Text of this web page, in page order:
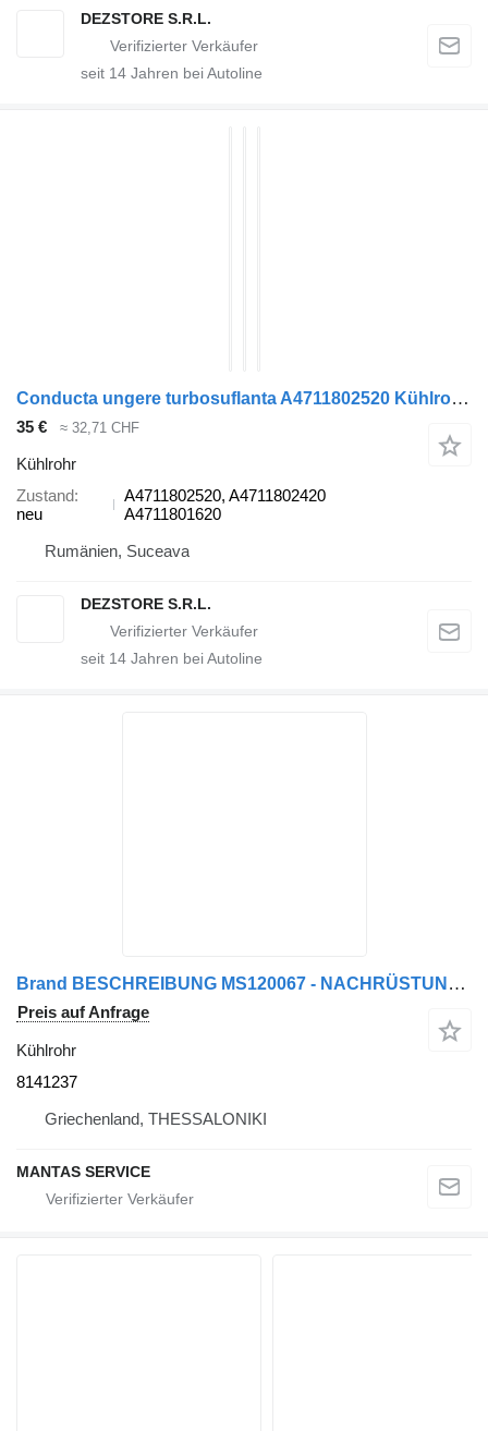
DEZSTORE S.R.L.
seit 14 Jahren bei Autoline
Conducta ungere turbosuflanta A4711802520 Kühlrohr für Mercedes-Benz ACTROS MP4 Sattelzugmaschine
35 € ≈ 32,71 CHF
Kühlrohr
Zustand
neu
A4711802520, A4711802420
A4711801620
Rumänien, Suceava
DEZSTORE S.R.L.
seit 14 Jahren bei Autoline
Brand BESCHREIBUNG MS120067 - NACHRÜSTUNG 8141237 Kühlrohr für Sattelzugmaschine
Preis auf Anfrage
Kühlrohr
8141237
Griechenland, THESSALONIKI
MANTAS SERVICE